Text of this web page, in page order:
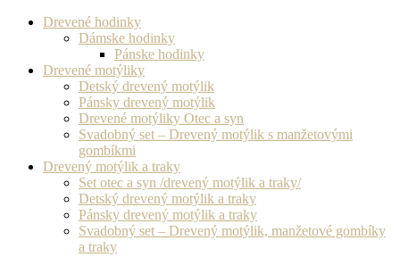
Drevené hodinky
Dámske hodinky
Pánske hodinky
Drevené motýliky
Detský drevený motýlik
Pánsky drevený motýlik
Drevené motýliky Otec a syn
Svadobný set – Drevený motýlik s manžetovými
gombíkmi
Drevený motýlik a traky
Set otec a syn /drevený motýlik a traky/
Detský drevený motýlik a traky
Pánsky drevený motýlik a traky
Svadobný set – Drevený motýlik, manžetové gombíky
a traky